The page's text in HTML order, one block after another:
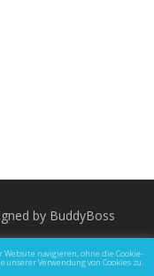
by BuddyBoss
Hinweise
navigieren, ohne die Cookie-
Verwendung von Cookies zu.